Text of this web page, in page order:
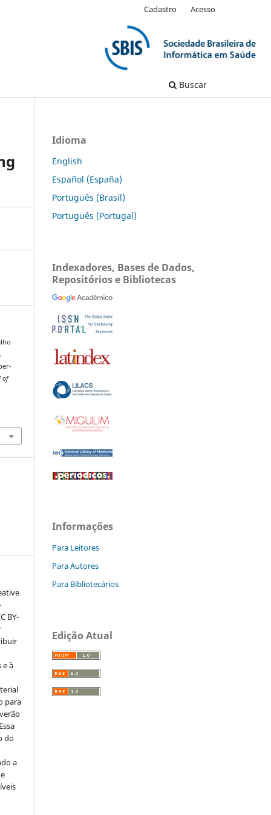
Buscar
Cadastro Acesso
of
BY-
e à
para
do
a
Idioma
English
Español (España)
Português (Brasil)
Português (Portugal)
Indexadores, Bases de Dados,
Repositórios e Bibliotecas
Informações
Para Leitores
Para Autores
Para Bibliotecários
Edição Atual